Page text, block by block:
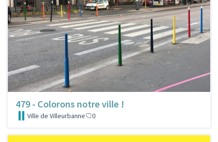
479 - Colorons notre ville !
Ville de Villeurbanne 0